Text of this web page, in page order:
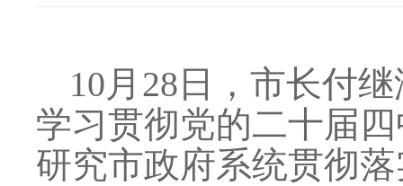
10月28日，市长付
学习贯彻党的二十届
研究市政府系统贯彻